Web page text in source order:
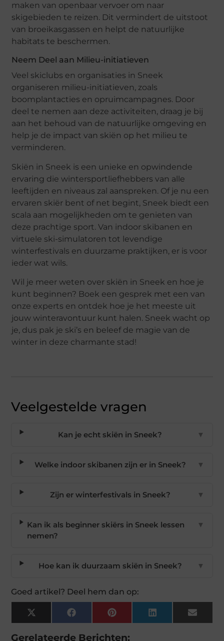
maken van openbaar vervoer om naar
skigebieden te reizen. Dit vermindert de uitstoot
van broeikasgassen en helpt de natuurlijke
habitats te beschermen.
Neem Deel aan Milieu-initiatieven
Veel skiclubs en organisaties in Sneek
organiseren milieu-initiatieven, zoals
boomplantacties en opruimcampagnes. Door
deel te nemen aan deze activiteiten, draag je bij
aan het behoud van de natuurlijke omgeving en
help je de impact van skiën op het milieu te
verminderen.
Skiën in Sneek is een unieke en opwindende
ervaring die wintersportliefhebbers van alle
leeftijden en niveaus zal aanspreken. Of je nu een
ervaren skiër bent of net begint, Sneek biedt een
scala aan mogelijkheden om te genieten van
deze prachtige sport. Van indoor skibanen en
virtuele ski-simulatoren tot levendige
winterfestivals en duurzame praktijken, er is voor
ieder wat wils.
Wil je meer weten over skiën in Sneek en hoe je
kunt beginnen? Boek een gesprek met een van
onze experts en ontdek hoe je het meeste uit
jouw winteravontuur kunt halen. Sneek wacht op
je, dus pak je ski’s en beleef de magie van de
winter in deze charmante stad!
Veelgestelde vragen
Kan je echt skiën in Sneek? ▼
Welke indoor skibanen zijn er in Sneek? ▼
Zijn er winterfestivals in Sneek? ▼
Kan ik als beginner skiërs in Sneek lessen
nemen?
▼
Hoe kan ik duurzaam skiën in Sneek? ▼
Goed artikel? Deel hem dan op:
X
(Twitter)
FacebookPinterest LinkedIn Email
Gerelateerde Berichten: